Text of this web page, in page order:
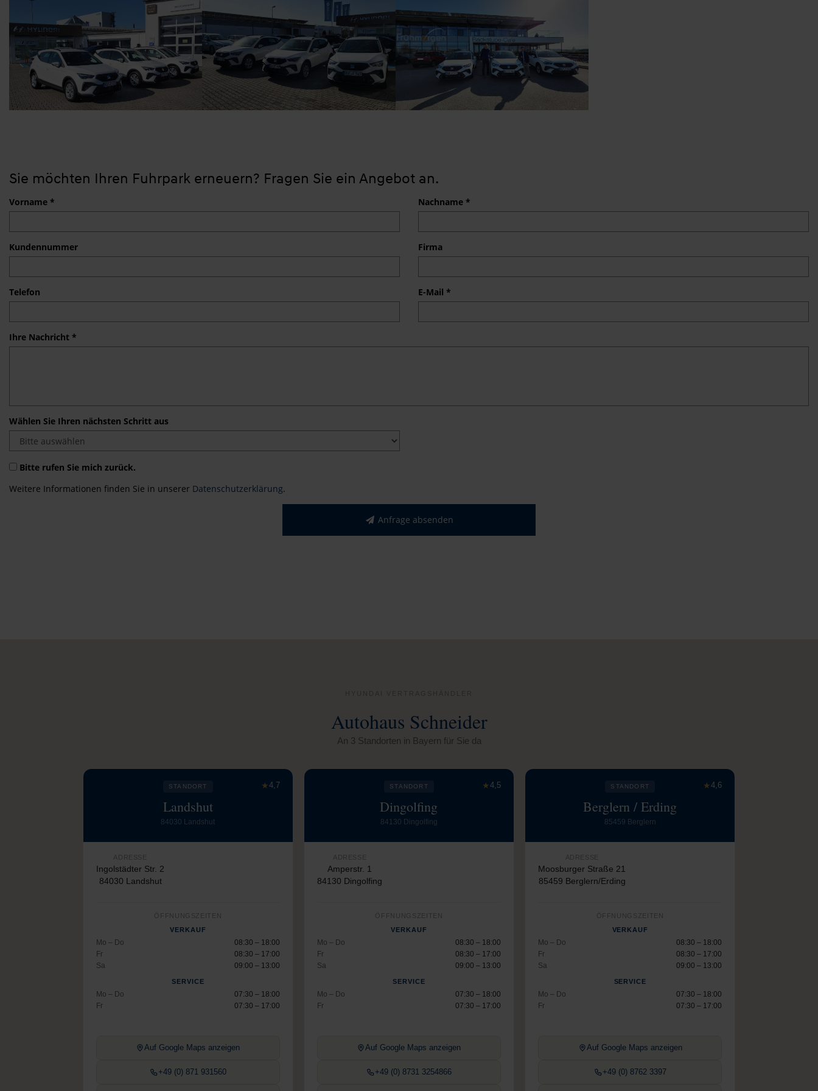
Sie möchten Ihren Fuhrpark erneuern? Fragen Sie ein Angebot an.
Vorname * Nachname *
Kundennummer Firma
Telefon E-Mail *
Ihre Nachricht *
Wählen Sie Ihren nächsten Schritt aus
Bitte rufen Sie mich zurück.
Weitere Informationen finden Sie in unserer Datenschutzerklärung.
Anfrage absenden
Autohaus Schneider
An 3 Standorten in Bayern für Sie da
★4,7
STANDORT
Landshut
84030 Landshut
ADRESSE
Ingolstädter Str. 2
84030 Landshut
ÖFFNUNGSZEITEN
VERKAUF
Mo – Do
08:30 – 18:00
Fr
08:30 – 17:00
Sa
09:00 – 13:00
SERVICE
Mo – Do
07:30 – 18:00
Fr
07:30 – 17:00
Auf Google Maps anzeigen
+49 (0) 871 931560
★4,5
STANDORT
Dingolfing
84130 Dingolfing
ADRESSE
Amperstr. 1
84130 Dingolfing
ÖFFNUNGSZEITEN
VERKAUF
Mo – Do
08:30 – 18:00
Fr
08:30 – 17:00
Sa
09:00 – 13:00
SERVICE
Mo – Do
07:30 – 18:00
Fr
07:30 – 17:00
Auf Google Maps anzeigen
+49 (0) 8731 3254866
★4,6
STANDORT
Berglern / Erding
85459 Berglern
ADRESSE
Moosburger Straße 21
85459 Berglern/Erding
ÖFFNUNGSZEITEN
VERKAUF
Mo – Do
08:30 – 18:00
Fr
08:30 – 17:00
Sa
09:00 – 13:00
SERVICE
Mo – Do
07:30 – 18:00
Fr
07:30 – 17:00
Auf Google Maps anzeigen
+49 (0) 8762 3397